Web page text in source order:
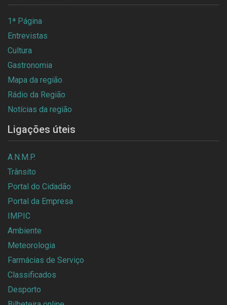
1ª Página
Entrevistas
Cultura
Gastronomia
Mapa da região
Rádio da Região
Notícias da região
Ligações úteis
A.N.M.P.
Trânsito
Portal do Cidadão
Portal da Empresa
IMPIC
Ambiente
Meteorologia
Farmácias de Serviço
Classificados
Desporto